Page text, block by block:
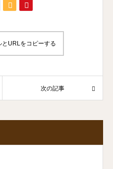
とURLをコピーする
次の記事